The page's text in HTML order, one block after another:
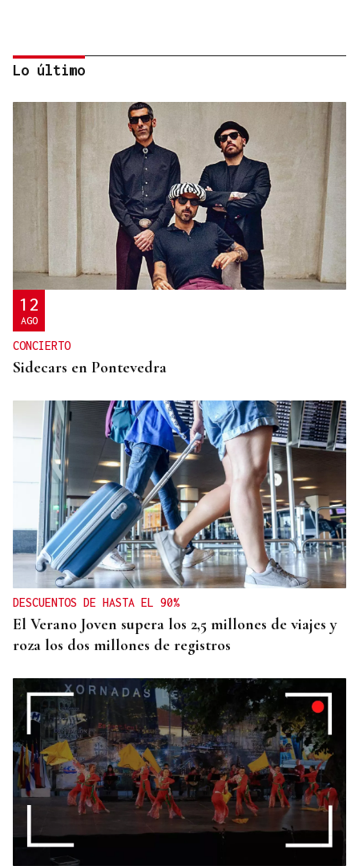
HELICOPTERO MEDICALIZADO
Un motorista en estado grave tras una colisión en
Velle
Lo último
12
AGO
CONCIERTO
Sidecars en Pontevedra
DESCUENTOS DE HASTA EL 90%
El Verano Joven supera los 2,5 millones de viajes y
roza los dos millones de registros